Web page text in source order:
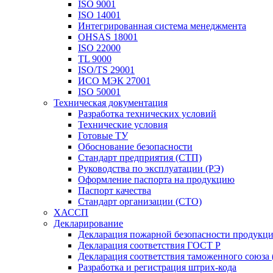
ISO 9001
ISO 14001
Интегрированная система менеджмента
OHSAS 18001
ISO 22000
TL 9000
ISO/TS 29001
ИСО МЭК 27001
ISO 50001
Техническая документация
Разработка технических условий
Технические условия
Готовые ТУ
Обоснование безопасности
Стандарт предприятия (СТП)
Руководства по эксплуатации (РЭ)
Оформление паспорта на продукцию
Паспорт качества
Стандарт организации (СТО)
ХАССП
Декларирование
Декларация пожарной безопасности
Декларация соответствия ГОСТ Р
Декларация соответствия таможенного
Разработка и регистрация штрих-кода